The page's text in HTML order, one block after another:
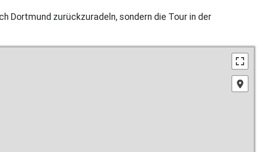
Dortmund zurückzuradeln, sondern die Tour in der